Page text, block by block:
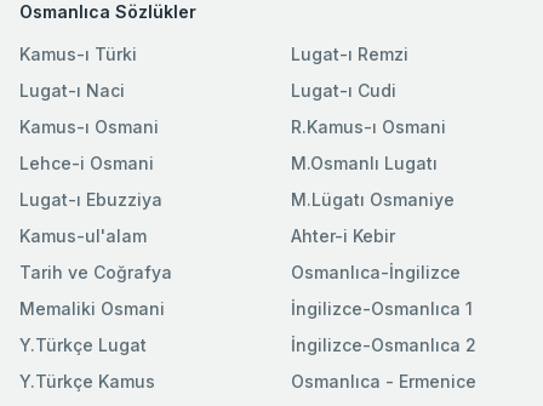
Osmanlıca Sözlükler
Kamus-ı Türki
Lugat-ı Naci
Kamus-ı Osmani
Lehce-i Osmani
Lugat-ı Ebuzziya
Lugat-ı Remzi
Lugat-ı Cudi
R.Kamus-ı Osmani
M.Osmanlı Lugatı
M.Lügatı Osmaniye
Kamus-ul'alam
Tarih ve Coğrafya
Memaliki Osmani
Y.Türkçe Lugat
Y.Türkçe Kamus
Ahter-i Kebir
Osmanlıca-İngilizce
İngilizce-Osmanlıca 1
İngilizce-Osmanlıca 2
Osmanlıca - Ermenice